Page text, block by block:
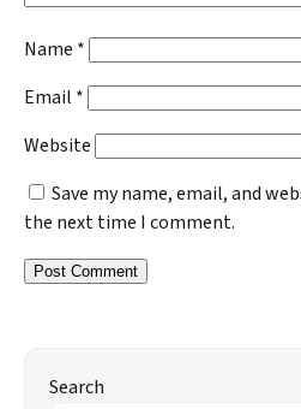
Name *
Email *
Website
Save my name, email, and
the next time I comment.
Search